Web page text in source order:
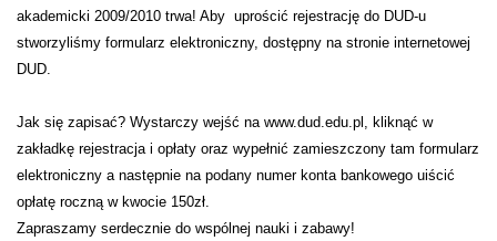
akademicki 2009/2010 trwa! Aby uprościć rejestrację do DUD-u
stworzyliśmy formularz elektroniczny, dostępny na stronie internetowej
DUD.
Jak się zapisać? Wystarczy wejść na www.dud.edu.pl, kliknąć w
zakładkę rejestracja i opłaty oraz wypełnić zamieszczony tam formularz
elektroniczny a następnie na podany numer konta bankowego uiścić
opłatę roczną w kwocie 150zł.
Zapraszamy serdecznie do wspólnej nauki i zabawy!